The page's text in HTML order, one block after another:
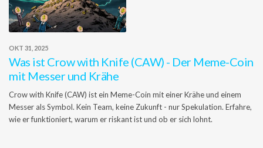
OKT 31, 2025
Was ist Crow with Knife (CAW) - Der Meme-Coin
mit Messer und Krähe
Crow with Knife (CAW) ist ein Meme-Coin mit einer Krähe und einem
Messer als Symbol. Kein Team, keine Zukunft - nur Spekulation. Erfahre,
wie er funktioniert, warum er riskant ist und ob er sich lohnt.